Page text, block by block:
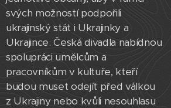
svých možností podpořili
ukrajinský stát i Ukrajinky a
Ukrajince. Česká divadla nabídnou
spolupráci umělcům a
pracovníkům v kultuře, kteří
budou muset odejít před válkou
z Ukrajiny nebo kvůli nesouhlasu